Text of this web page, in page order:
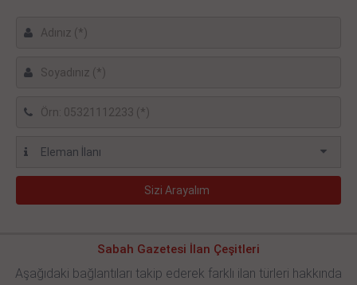
Sabah Gazetesi İlan Çeşitleri
Aşağıdaki bağlantıları takip ederek farklı ilan türleri hakkında